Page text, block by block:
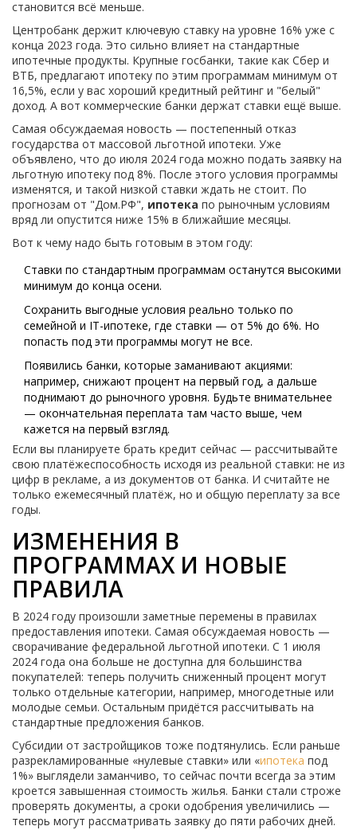
становится всё меньше.
Центробанк держит ключевую ставку на уровне 16% уже с
конца 2023 года. Это сильно влияет на стандартные
ипотечные продукты. Крупные госбанки, такие как Сбер и
ВТБ, предлагают ипотеку по этим программам минимум от
16,5%, если у вас хороший кредитный рейтинг и "белый"
доход. А вот коммерческие банки держат ставки ещё выше.
Самая обсуждаемая новость — постепенный отказ
государства от массовой льготной ипотеки. Уже
объявлено, что до июля 2024 года можно подать заявку на
льготную ипотеку под 8%. После этого условия программы
изменятся, и такой низкой ставки ждать не стоит. По
прогнозам от "Дом.РФ", ипотека по рыночным условиям
вряд ли опустится ниже 15% в ближайшие месяцы.
Вот к чему надо быть готовым в этом году:
Ставки по стандартным программам останутся высокими
минимум до конца осени.
Сохранить выгодные условия реально только по
семейной и IT-ипотеке, где ставки — от 5% до 6%. Но
попасть под эти программы могут не все.
Появились банки, которые заманивают акциями:
например, снижают процент на первый год, а дальше
поднимают до рыночного уровня. Будьте внимательнее
— окончательная переплата там часто выше, чем
кажется на первый взгляд.
Если вы планируете брать кредит сейчас — рассчитывайте
свою платёжеспособность исходя из реальной ставки: не из
цифр в рекламе, а из документов от банка. И считайте не
только ежемесячный платёж, но и общую переплату за все
годы.
ИЗМЕНЕНИЯ В
ПРОГРАММАХ И НОВЫЕ
ПРАВИЛА
В 2024 году произошли заметные перемены в правилах
предоставления ипотеки. Самая обсуждаемая новость —
сворачивание федеральной льготной ипотеки. С 1 июля
2024 года она больше не доступна для большинства
покупателей: теперь получить сниженный процент могут
только отдельные категории, например, многодетные или
молодые семьи. Остальным придётся рассчитывать на
стандартные предложения банков.
Субсидии от застройщиков тоже подтянулись. Если раньше
разрекламированные «нулевые ставки» или «ипотека под
1%» выглядели заманчиво, то сейчас почти всегда за этим
кроется завышенная стоимость жилья. Банки стали строже
проверять документы, а сроки одобрения увеличились —
теперь могут рассматривать заявку до пяти рабочих дней.